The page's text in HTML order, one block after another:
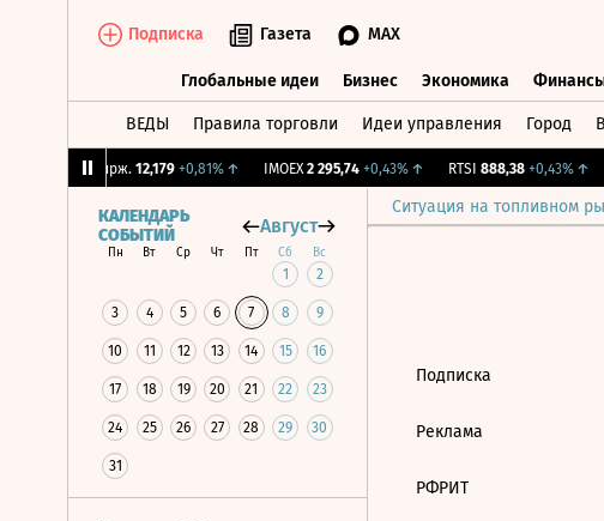
Подписка Газета MAX
Глобальные идеи Бизнес Экономика
ВЕДЫ Правила торговли Идеи управления Город
CNY Бирж. 12,179 +0,81%↑ IMOEX 2 295,74 +0,43%↑ RTSI 888,38 +0,43%↑
Ситуация на топливном
КАЛЕНДАРЬ
СОБЫТИЙ
Август
Пн Вт Ср Чт Пт Сб Вс
1 2
3 4 5 6 7 8 9
10 11 12 13 14 15 16
17 18 19 20 21 22 23
24 25 26 27 28 29 30
31
Подписка
Реклама
РФРИТ